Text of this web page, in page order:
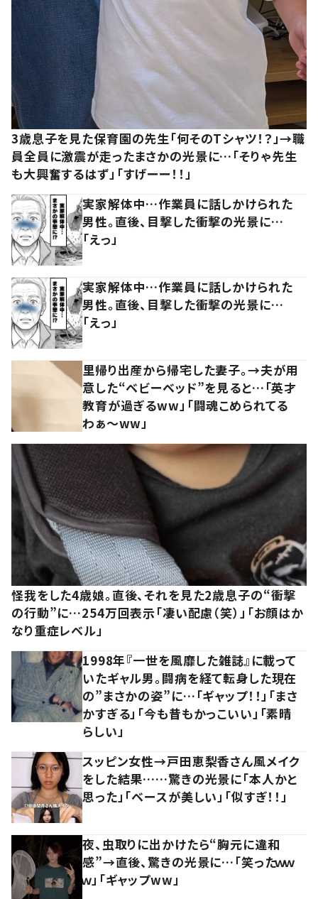
3歳息子を見た保育園の先生「何そのTシャツ！？」→職
員全員に激震が走ったまさかの光景に…「そりゃ先生
も大興奮するはず」「すげーー！！」
実家解体中…作業員に話しかけられた
男性。直後、目撃した衝撃の光景に…
「えっ」
実家解体中…作業員に話しかけられた
男性。直後、目撃した衝撃の光景に…
「えっ」
里帰り出産から帰宅した妻子。→夫が用
意した“ベビーベッド”を見ると…「英才
教育が過ぎるww」「闘魂こめられてる
わぁ～ww」
怪我をした4歳娘。直後、それを見た2歳息子の“衝撃
の行動”に…254万回表示「凄い配慮（笑）」「お顔はか
なり重症レベル」
1998年『一世を風靡した雑誌』に載って
いたギャル男。闘病を経て転身した現在
の”まさかの姿”に…「ギャップ！！」「まさ
かすぎる」「今も昔もかっこいい」「素晴
らしい」
スッピン女性→戸田恵梨香さん風メイク
をした結果……驚きの光景に「本人かと
思った」「ベースが美しい」「似すぎ！！」
夜、虫取りに出かけたら“胸元に違和
感”→直後、驚きの光景に…「笑ったｗｗ
ｗ」「ギャップww」